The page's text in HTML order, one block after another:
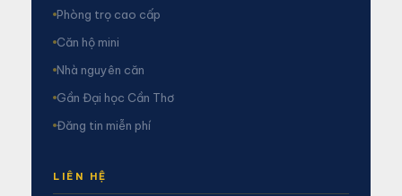
Phòng trọ cao cấp
Căn hộ mini
Nhà nguyên căn
Gần Đại học Cần Thơ
Đăng tin miễn phí
LIÊN HỆ